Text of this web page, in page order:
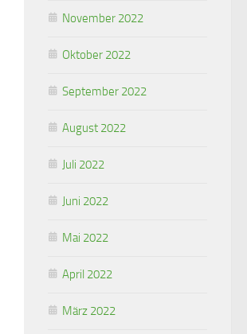
November 2022
Oktober 2022
September 2022
August 2022
Juli 2022
Juni 2022
Mai 2022
April 2022
März 2022